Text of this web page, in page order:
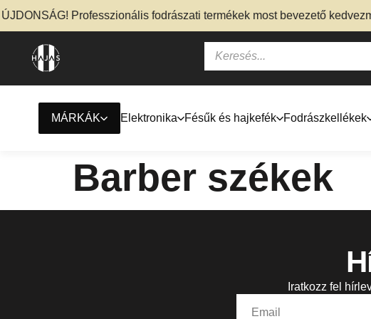
Professzionális fodrászati termékek most bevezető
MÁRKÁK Elektronika Fésűk és hajkefék Fodrászkellékek
Barber székek
Iratkozz fel